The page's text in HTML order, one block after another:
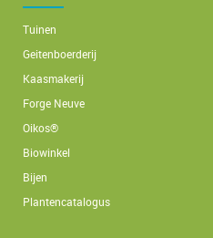
Tuinen
Geitenboerderij
Kaasmakerij
Forge Neuve
Oikos®
Biowinkel
Bijen
Plantencatalogus